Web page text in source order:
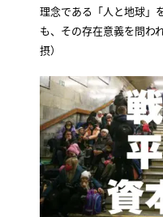
理念である「人と地球」
も、その存在意義を問わ
摂）